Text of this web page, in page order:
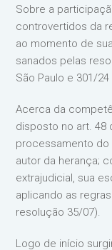
Sobre a
controvertidos da
ao momento de
sanados pelas
São Paulo e 301/
Acerca da
disposto no art. 48
processamento do
autor da herança;
extrajudicial, sua
aplicando as
resolução 35/07).
Logo de início